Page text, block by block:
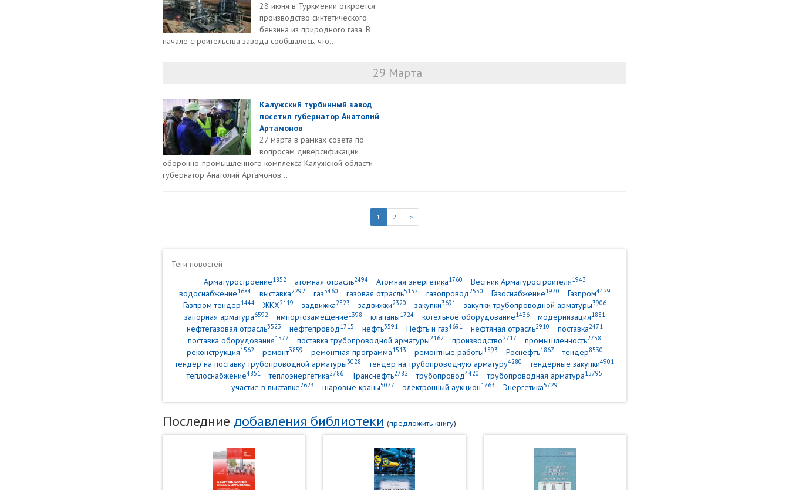
28 июня в Туркмении откроется
производство синтетического
бензина из природного газа. В
начале строительства завода сообщалось, что...
29 Марта
Калужский турбинный завод
посетил губернатор Анатолий
Артамонов
27 марта в рамках совета по
вопросам диверсификации
оборонно-промышленного комплекса Калужской области
губернатор Анатолий Артамонов...
1 2 >
Теги новостей
Арматуростроение1852 атомная отрасль2494 Атомная энергетика1760 Вестник Арматуростроителя1943
водоснабжение1684 выставка2292 газ5460 газовая отрасль5132 газопровод2550 Газоснабжение1970 Газпром4429
Газпром тендер1444 ЖКХ2119 задвижка2823 задвижки2320 закупки3691 закупки трубопроводной арматуры3906
запорная арматура6592 импортозамещение1398 клапаны1724 котельное оборудование1436 модернизация1881
нефтегазовая отрасль3523 нефтепровод1715 нефть3591 Нефть и газ4691 нефтяная отрасль2910 поставка2471
поставка оборудования1577 поставка трубопроводной арматуры2162 производство2717 промышленность2738
реконструкция1562 ремонт3859 ремонтная программа1513 ремонтные работы1893 Роснефть1867 тендер8530
тендер на поставку трубопроводной арматуры3028 тендер на трубопроводную арматуру4280 тендерные закупки4901
теплоснабжение4851 теплоэнергетика2786 Транснефть2782 трубопровод4420 трубопроводная арматура15795
участие в выставке2623 шаровые краны5077 электронный аукцион1763 Энергетика5729
Последние добавления библиотеки (предложить книгу)